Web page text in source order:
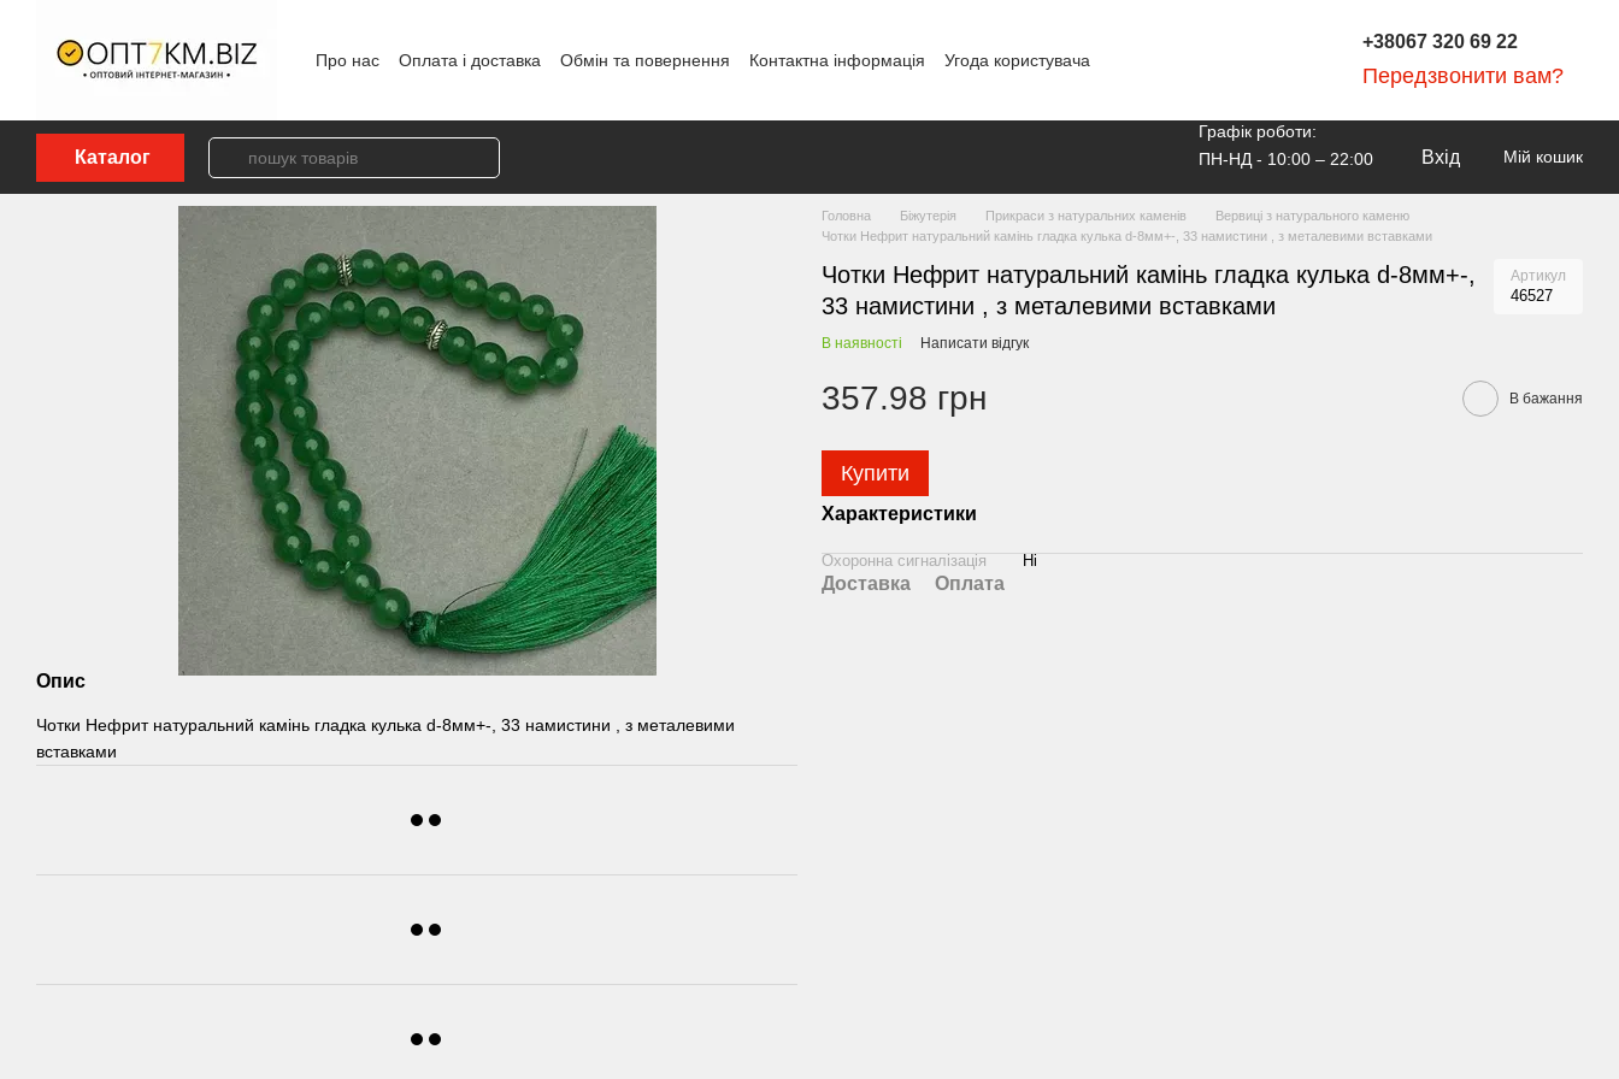
Про нас Оплата і доставка Обмін та повернення Контактна інформація
Угода користувача
+38067 320 69 22
Передзвонити вам?
Каталог
Графік роботи:
ПН-НД - 10:00 – 22:00
Вхід Мій кошик
Опис
Чотки Нефрит натуральний камінь гладка кулька d-8мм+-, 33 намистини , з металевими
вставками
Головна Біжутерія Прикраси з натуральних каменів
Вервиці з натурального каменю
Чотки Нефрит натуральний камінь гладка кулька d-8мм+-, 33 намистини , з металевими вставками
Чотки Нефрит натуральний камінь гладка кулька d-8мм+-,
33 намистини , з металевими вставками
Артикул
46527
В наявності Написати відгук
357.98 грн В бажання
Купити
Характеристики
Охоронна сигналізація Ні
Доставка Оплата